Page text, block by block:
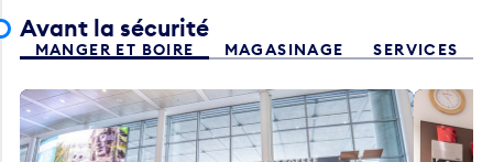
Avant la sécurité
MANGER ET BOIRE MAGASINAGE SERVICES